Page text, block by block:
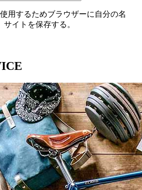
用するためブラウザーに自分の名
イトを保存する。